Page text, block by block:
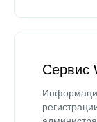
Сервис